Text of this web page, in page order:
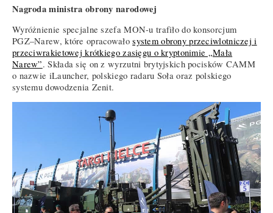
Nagroda ministra obrony narodowej
Wyróżnienie specjalne szefa MON-u trafiło do konsorcjum
PGZ–Narew, które opracowałosystem obrony przeciwlotniczej i
przeciwrakietowej krótkiego zasięgu o kryptonimie „Mała
Narew”. Składa się on z wyrzutni brytyjskich pocisków CAMM
o nazwie iLauncher, polskiego radaru Soła oraz polskiego
systemu dowodzenia Zenit.